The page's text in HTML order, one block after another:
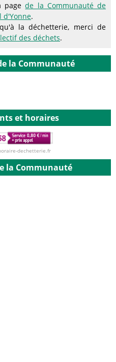
pagede la Communauté de
d'Yonne.
la déchetterie, merci de
des déchets.
la Communauté
et horaires
dechetterie.fr
la Communauté